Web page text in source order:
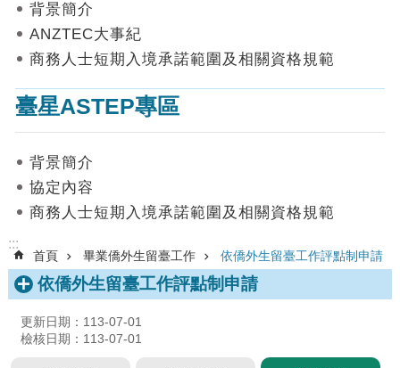
據
首
網
站
覽
絡
我
們
English
隱
私
背景簡介
ANZTEC大事紀
商務人士短期入境承諾範圍及相關資格規範
臺星ASTEP專區
背景簡介
協定內容
商務人士短期入境承諾範圍及相關資格規範
:::
首頁 畢業僑外生留臺工作 依僑外生留臺工作評點制申請
依僑外生留臺工作評點制申請
更新日期：113-07-01
檢核日期：113-07-01